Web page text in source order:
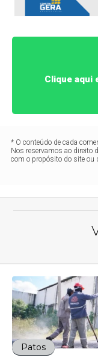
Clique aqui
* O conteúdo de cada
Nos reservamos ao direito
com o propósito do site ou
Patos